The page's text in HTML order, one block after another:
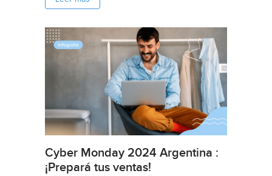
Cyber Monday 2024 Argentina :
¡Prepará tus ventas!